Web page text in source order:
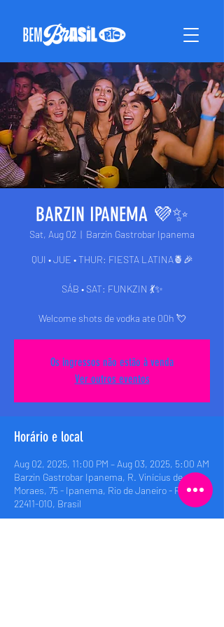
BARZIN IPANEMA 💜✨
Sat, Aug 02
  |
Barzin Gastrobar Ipanema
QUI • JUE • THUR: FIESTA LATINA🍍🎉
SÁB • SAT: FUNKZIN 💃✨
Welcome shots de vodka ate 00h 💘
Os ingressos não estão à venda
Ver outros eventos
Horário e local
Aug 02, 2025, 11:00 PM – Aug 03, 2025, 5:00 AM
Barzin Gastrobar Ipanema, R. Vinícius de
Moraes, 75 - Ipanema, Rio de Janeiro - RJ,
22411-010, Brasil